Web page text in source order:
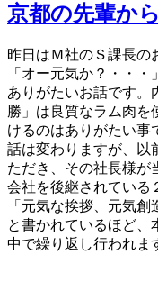
京都の先輩か
昨日はＭ社のＳ課長の
「オー元気か？・・・」
ありがたいお話です
勝」は良質なラム肉を
けるのはありがたい事
話は変わりますが、以
ただき、その社長様が
会社を後継されている
「元気な挨拶、元気創
と書かれているほど
中で繰り返し行われま